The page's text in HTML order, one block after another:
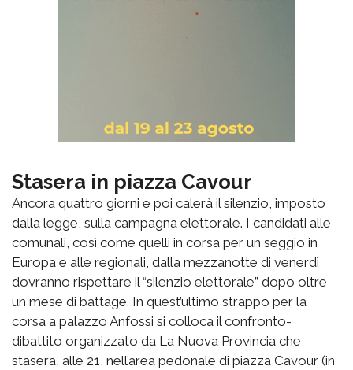
Stasera in piazza Cavour
Ancora quattro giorni e poi calerà il silenzio, imposto
dalla legge, sulla campagna elettorale. I candidati alle
comunali, così come quelli in corsa per un seggio in
Europa e alle regionali, dalla mezzanotte di venerdì
dovranno rispettare il “silenzio elettorale” dopo oltre
un mese di battage. In quest’ultimo strappo per la
corsa a palazzo Anfossi si colloca il confronto-
dibattito organizzato da La Nuova Provincia che
stasera, alle 21, nell’area pedonale di piazza Cavour (in